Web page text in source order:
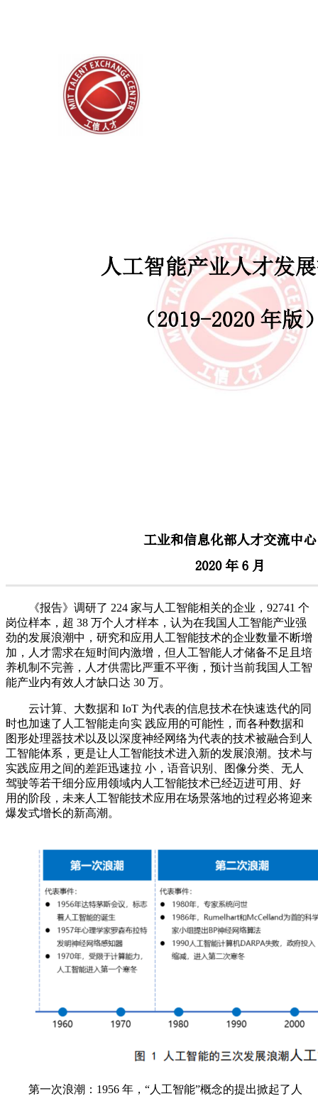
《报告》调研了 224 家与人工智能相关的企业，92741 个
岗位样本，超 38 万个人才样本，认为在我国人工智能产业强
劲的发展浪潮中，研究和应用人工智能技术的企业数量不断增
加，人才需求在短时间内激增，但人工智能人才储备不足且培
养机制不完善，人才供需比严重不平衡，预计当前我国人工智
能产业内有效人才缺口达 30 万。
云计算、大数据和 IoT 为代表的信息技术在快速迭代的同
时也加速了人工智能走向实 践应用的可能性，而各种数据和
图形处理器技术以及以深度神经网络为代表的技术被融合到人
工智能体系，更是让人工智能技术进入新的发展浪潮。技术与
实践应用之间的差距迅速拉 小，语音识别、图像分类、无人
驾驶等若干细分应用领域内人工智能技术已经迈进可用、好
用的阶段，未来人工智能技术应用在场景落地的过程必将迎来
爆发式增长的新高潮。
第一次浪潮：1956 年，“人工智能”概念的提出掀起了人